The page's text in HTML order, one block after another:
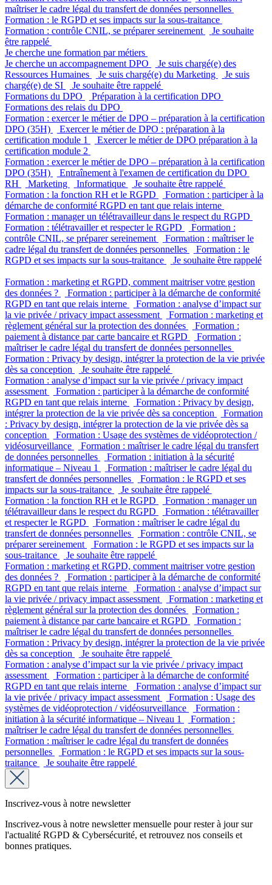
maîtriser le cadre légal du transfert de données personnelles
Formation : le RGPD et ses impacts sur la sous-traitance
Formation : contrôle CNIL, se préparer sereinement
Je souhaite
être rappelé
Je cherche une formation par métiers
Je cherche un accompagnement DPO
Je suis chargé(e) des
Ressources Humaines
Je suis chargé(e) du Marketing
Je suis
chargé(e) de SI
Je souhaite être rappelé
Formations du DPO
Préparation à la certification DPO
Formations des relais du DPO
Formation : exercer le métier de DPO – préparation à la certification
DPO (35H)
Exercer le métier de DPO : préparation à la
certification module 1
Exercer le métier de DPO préparation à la
certification module 2
Formation : exercer le métier de DPO – préparation à la certification
DPO (35H)
Entraînement à l'examen de certification du DPO
RH
Marketing Informatique
Je souhaite être rappelé
Formation : la fonction RH et le RGPD
Formation : participer à la
démarche de conformité RGPD en tant que relais interne
Formation : manager un télétravailleur dans le respect du RGPD
Formation : télétravailler et respecter le RGPD
Formation :
contrôle CNIL, se préparer sereinement
Formation : maîtriser le
cadre légal du transfert de données personnelles
Formation : le
RGPD et ses impacts sur la sous-traitance
Je souhaite être rappelé
Formation : marketing et RGPD, comment maitriser votre gestion
des données ?
Formation : participer à la démarche de conformité
RGPD en tant que relais interne
Formation : analyse d’impact sur
la vie privée / privacy impact assessment
Formation : marketing et
règlement général sur la protection des données
Formation :
paiement à distance par carte bancaire et RGPD
Formation :
maîtriser le cadre légal du transfert de données personnelles
Formation : Privacy by design, intégrer la protection de la vie privée
dès sa conception
Je souhaite être rappelé
Formation : analyse d’impact sur la vie privée / privacy impact
assessment
Formation : participer à la démarche de conformité
RGPD en tant que relais interne
Formation : Privacy by design,
intégrer la protection de la vie privée dès sa conception
Formation
: Privacy by design, intégrer la protection de la vie privée dès sa
conception
Formation : Usage des systèmes de vidéoprotection /
vidéosurveillance
Formation : maîtriser le cadre légal du transfert
de données personnelles
Formation : initiation à la sécurité
informatique – Niveau 1
Formation : maîtriser le cadre légal du
transfert de données personnelles
Formation : le RGPD et ses
impacts sur la sous-traitance
Je souhaite être rappelé
Formation : la fonction RH et le RGPD
Formation : manager un
télétravailleur dans le respect du RGPD
Formation : télétravailler
et respecter le RGPD
Formation : maîtriser le cadre légal du
transfert de données personnelles
Formation : contrôle CNIL, se
préparer sereinement
Formation : le RGPD et ses impacts sur la
sous-traitance
Je souhaite être rappelé
Formation : marketing et RGPD, comment maitriser votre gestion
des données ?
Formation : participer à la démarche de conformité
RGPD en tant que relais interne
Formation : analyse d’impact sur
la vie privée / privacy impact assessment
Formation : marketing et
règlement général sur la protection des données
Formation :
paiement à distance par carte bancaire et RGPD
Formation :
maîtriser le cadre légal du transfert de données personnelles
Formation : Privacy by design, intégrer la protection de la vie privée
dès sa conception
Je souhaite être rappelé
Formation : analyse d’impact sur la vie privée / privacy impact
assessment
Formation : participer à la démarche de conformité
RGPD en tant que relais interne
Formation : analyse d’impact sur
la vie privée / privacy impact assessment
Formation : Usage des
systèmes de vidéoprotection / vidéosurveillance
Formation :
initiation à la sécurité informatique – Niveau 1
Formation :
maîtriser le cadre légal du transfert de données personnelles
Formation : maîtriser le cadre légal du transfert de données
personnelles
Formation : le RGPD et ses impacts sur la sous-
traitance
Je souhaite être rappelé
Inscrivez-vous à notre newsletter
Inscrivez-vous à notre newsletter mensuelle pour rester à jour sur
l'actualité RGPD & Cybersécurité, et retrouvez nos conseils et
bonnes pratiques.